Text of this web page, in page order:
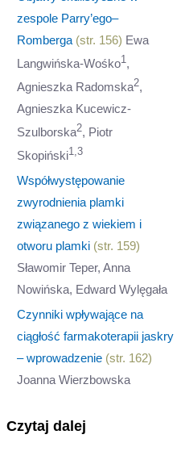
zespole Parry’ego–
Romberga (str. 156) Ewa
Langwińska-Wośko1 ,
Agnieszka Radomska2,
Agnieszka Kucewicz-
Szulborska2, Piotr
Skopiński1,3
Współwystępowanie
zwyrodnienia plamki
związanego z wiekiem i
otworu plamki (str. 159)
Sławomir Teper, Anna
Nowińska, Edward Wylęgała
Czynniki wpływające na
ciągłość farmakoterapii jaskry
– wprowadzenie (str. 162)
Joanna Wierzbowska
Czytaj dalej